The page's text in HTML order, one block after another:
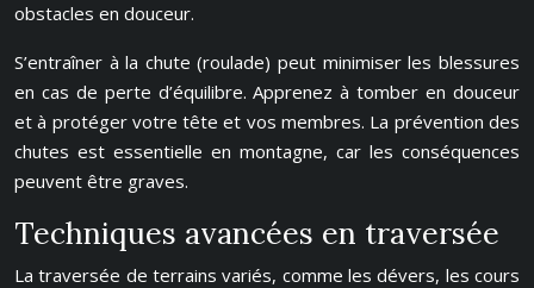
obstacles en douceur.
S’entraîner à la chute (roulade) peut minimiser les blessures
en cas de perte d’équilibre. Apprenez à tomber en douceur
et à protéger votre tête et vos membres. La prévention des
chutes est essentielle en montagne, car les conséquences
peuvent être graves.
Techniques avancées en traversée
La traversée de terrains variés, comme les dévers, les cours